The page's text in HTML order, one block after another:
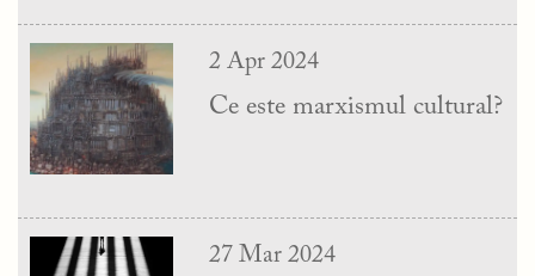
2 Apr 2024
Ce este marxismul cultural?
27 Mar 2024